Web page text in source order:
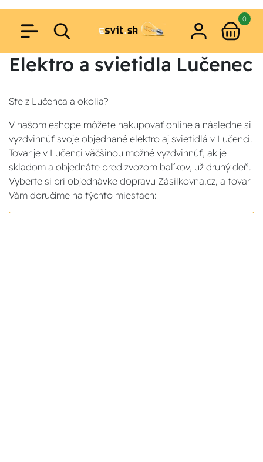
0
Elektro a svietidla Lučenec
Ste z Lučenca a okolia?
V našom eshope môžete nakupovať online a následne si
vyzdvihnúť svoje objednané elektro aj svietidlá v Lučenci.
Tovar je v Lučenci väčšinou možné vyzdvihnúť, ak je
skladom a objednáte pred zvozom balíkov, už druhý deň.
Vyberte si pri objednávke dopravu Zásilkovna.cz, a tovar
Vám doručíme na týchto miestach: